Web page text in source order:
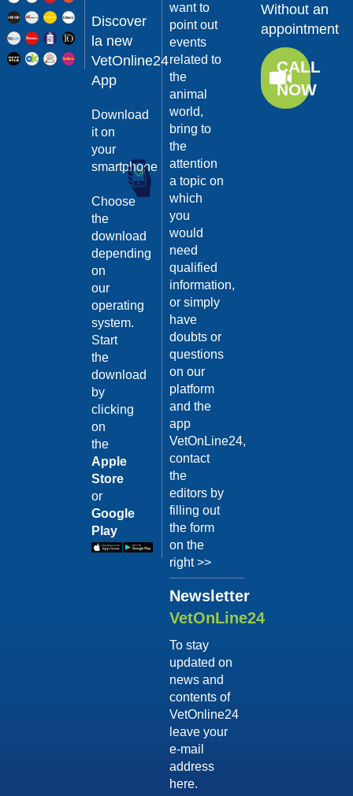
I contro della
dieta BARF, i
rischi
dell’alimentazione
naturale
Dubbi sull’alimentazione
corretta per il tuo cane o
il tuo gatto? Hai pensato
o già stai seguendo la
filosofia della Dieta
BARF? Quì ti
spiegheremo pe...
Continua >
Discover
la new
VetOnline24
App
Download
it on
your
smartphone
Choose
the
download
depending
on
our
operating
system.
Start
the
download
by
clicking
on
the
Apple
Store
or
Google
Play
want to
point out
events
related to
the
animal
world,
bring to
the
attention
a topic on
which
you
would
need
qualified
information,
or simply
have
doubts or
questions
on our
platform
and the
app
VetOnLine24,
contact
the
editors by
filling out
the form
on the
right >>
Newsletter
VetOnLine24
To stay
updated on
news and
contents of
VetOnline24
leave your
e-mail
address
here.
Without an
appointment
CALL
NOW